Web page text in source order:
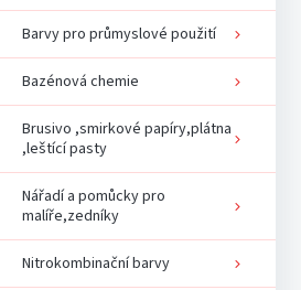
Barvy pro průmyslové použití
Bazénová chemie
Brusivo ,smirkové papíry,plátna
,leštící pasty
Nářadí a pomůcky pro
malíře,zedníky
Nitrokombinační barvy